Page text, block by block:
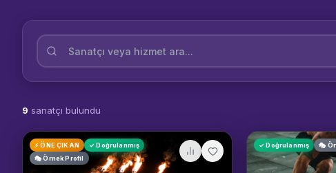
9 sanatçı bulundu
⚡ ÖNE ÇIKAN
✓ Doğrulanmış
🎭 Örnek Profil
✓ Doğrulanmış 🎭